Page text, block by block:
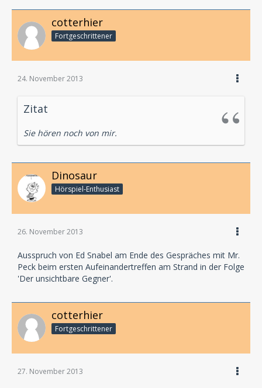
cotterhier
Fortgeschrittener
24. November 2013
Zitat
Sie hören noch von mir.
Dinosaur
Hörspiel-En­thu­si­ast
26. November 2013
Ausspruch von Ed Snabel am Ende des Gespräches mit Mr.
Peck beim ersten Aufeinandertreffen am Strand in der Folge
'Der unsichtbare Gegner'.
cotterhier
Fortgeschrittener
27. November 2013